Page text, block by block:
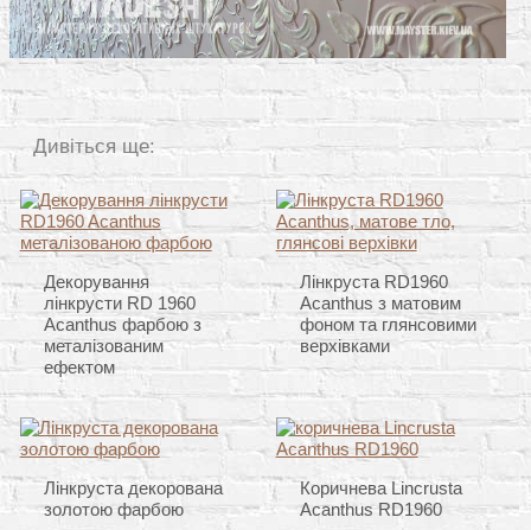
Дивіться ще:
Декорування
лінкрусти RD 1960
Acanthus фарбою з
металізованим
ефектом
Лінкруста RD1960
Acanthus з матовим
фоном та глянсовими
верхівками
Лінкруста декорована
золотою фарбою
Коричнева Lincrusta
Acanthus RD1960